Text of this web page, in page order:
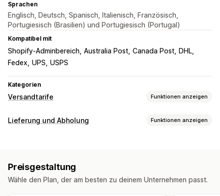
Sprachen
Englisch, Deutsch, Spanisch, Italienisch, Französisch,
Portugiesisch (Brasilien) und Portugiesisch (Portugal)
Kompatibel mit
Shopify-Adminbereich Australia Post Canada Post
DHL
Fedex UPS USPS
Kategorien
Versandtarife Funktionen anzeigen
Tarifberechnung
Kombinierte Tarife Mehrere Zonen
Lieferung und Abholung Funktionen anzeigen
Abholoptionen
Preisgestaltung
Wähle den Plan, der am besten zu deinem Unternehmen passt.